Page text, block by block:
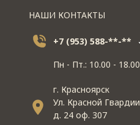
НАШИ КОНТАКТЫ
+7 (953) 588-**-**
Пн - Пт.: 10.00 - 18.00
г. Красноярск
Ул. Красной Гвардии
д. 24 оф. 307